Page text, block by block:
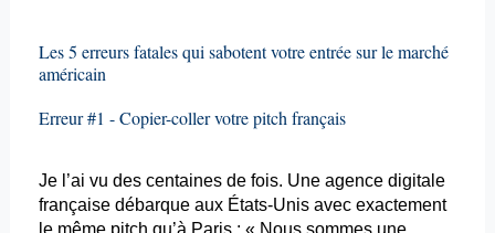
Les 5 erreurs fatales qui sabotent votre entrée sur le marché
américain
Erreur #1 - Copier-coller votre pitch français
Je l’ai vu des centaines de fois. Une agence digitale
française débarque aux États-Unis avec exactement